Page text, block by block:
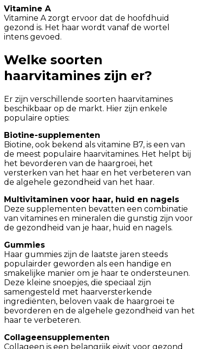
Vitamine A
Vitamine A zorgt ervoor dat de hoofdhuid
gezond is. Het haar wordt vanaf de wortel
intens gevoed.
Welke soorten
haarvitamines zijn er?
Er zijn verschillende soorten haarvitamines
beschikbaar op de markt. Hier zijn enkele
populaire opties:
Biotine-supplementen
Biotine, ook bekend als vitamine B7, is een van
de meest populaire haarvitamines. Het helpt bij
het bevorderen van de haargroei, het
versterken van het haar en het verbeteren van
de algehele gezondheid van het haar.
Multivitaminen voor haar, huid en nagels
Deze supplementen bevatten een combinatie
van vitamines en mineralen die gunstig zijn voor
de gezondheid van je haar, huid en nagels.
Gummies
Haar gummies zijn de laatste jaren steeds
populairder geworden als een handige en
smakelijke manier om je haar te ondersteunen.
Deze kleine snoepjes, die speciaal zijn
samengesteld met haarversterkende
ingrediënten, beloven vaak de haargroei te
bevorderen en de algehele gezondheid van het
haar te verbeteren.
Collageensupplementen
Collageen is een belangrijk eiwit voor gezond